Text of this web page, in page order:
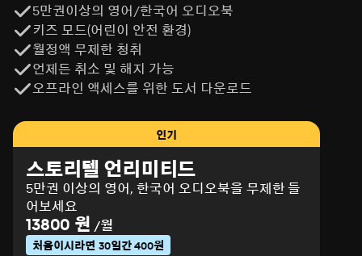
5만권이상의 영어/한국어 오디오북
키즈 모드(어린이 안전 환경)
월정액 무제한 청취
언제든 취소 및 해지 가능
오프라인 액세스를 위한 도서 다운로드
인기
스토리텔 언리미티드
5만권 이상의 영어, 한국어 오디오북을 무제한 들
어보세요
13800 원 /월
처음이시라면 30일간 400원